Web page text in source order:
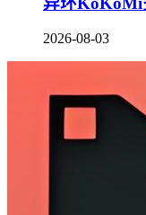
2026-08-03